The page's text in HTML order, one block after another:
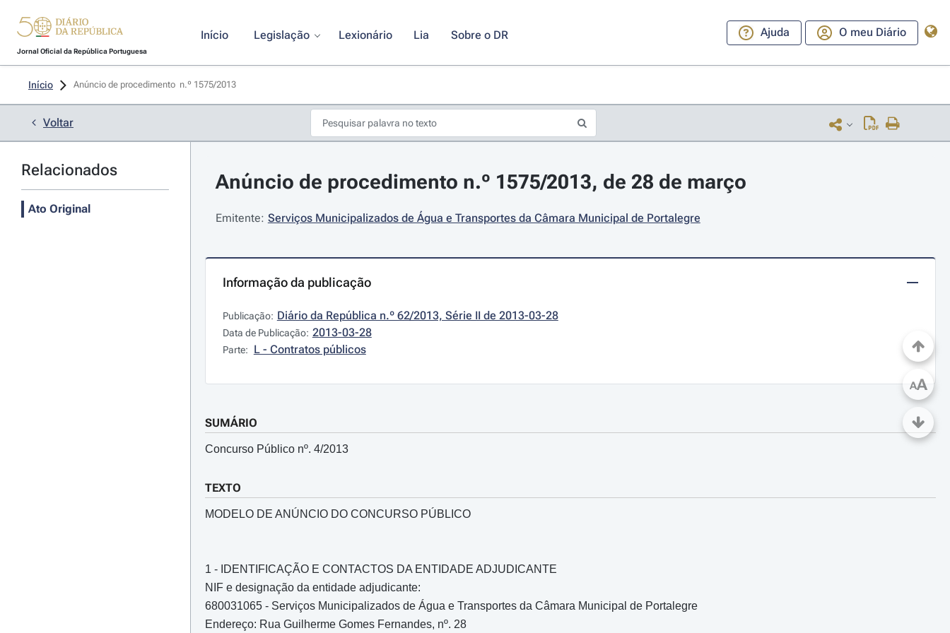
Jornal Oficial da República Portuguesa
Início Legislação Lexionário Lia Sobre o DR Ajuda O meu Diário
Início Anúncio de procedimento  n.º 1575/2013
Voltar
Relacionados
Ato Original
Anúncio de procedimento n.º 1575/2013, de 28 de março
Emitente: Serviços Municipalizados de Água e Transportes da Câmara Municipal de Portalegre
Informação da publicação
Publicação: Diário da República n.º 62/2013, Série II de 2013-03-28
Data de Publicação: 2013-03-28
Parte: L - Contratos públicos
SUMÁRIO
Concurso Público nº. 4/2013
TEXTO
MODELO DE ANÚNCIO DO CONCURSO PÚBLICO
1 - IDENTIFICAÇÃO E CONTACTOS DA ENTIDADE ADJUDICANTE
NIF e designação da entidade adjudicante:
680031065 - Serviços Municipalizados de Água e Transportes da Câmara Municipal de Portalegre
Endereço: Rua Guilherme Gomes Fernandes, nº. 28
AA